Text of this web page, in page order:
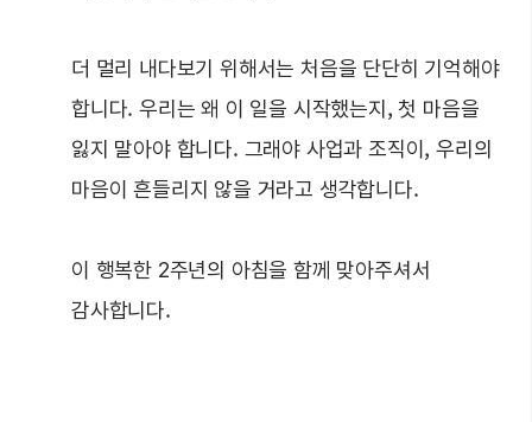
더 멀리 내다보기 위해서는 처음을 단단히 기억해야
합니다. 우리는 왜 이 일을 시작했는지, 첫 마음을
잃지 말아야 합니다. 그래야 사업과 조직이, 우리의
마음이 흔들리지 않을 거라고 생각합니다.
이 행복한 2주년의 아침을 함께 맞아주셔서
감사합니다.